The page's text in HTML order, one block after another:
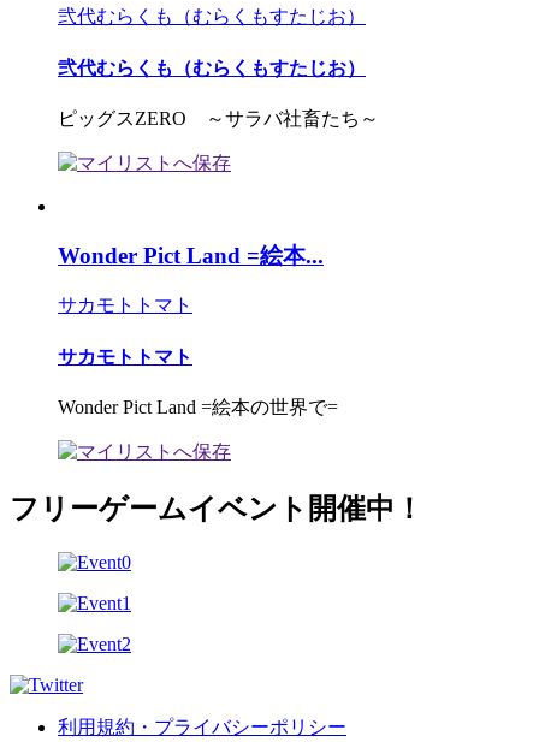
弐代むらくも（むらくもすたじお）
弐代むらくも（むらくもすたじお）
ピッグスZERO ～サラバ社畜たち～
Wonder Pict Land =絵本...
サカモトトマト
サカモトトマト
Wonder Pict Land =絵本の世界で=
フリーゲームイベント開催中！
利用規約・プライバシーポリシー